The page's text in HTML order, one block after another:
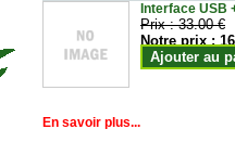
Interface USB
Prix :33.00 €
Notre prix :
Ajouter au
En savoir plus...